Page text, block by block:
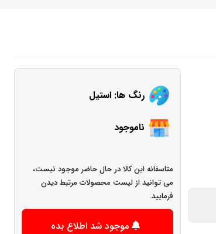
رنگ ها: استیل
ناموجود
متاسفانه این کالا در حال حاضر موجود نیست،
می توانید از لیست محصولات مرتبط دیدن
فرمایید.
موجود شد اطلاع بده